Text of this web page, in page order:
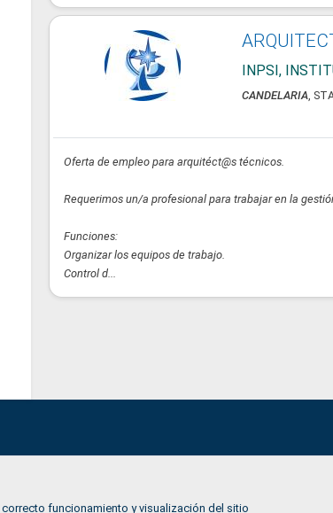
INPSI,
CANDELARIA,
Oferta de empleo para arquitéct@s técnicos.
Requerimos un/a profesional para trabajar en la
Funciones:
Organizar los equipos de trabajo.
Control d...
funcionamiento y visualización del sitio